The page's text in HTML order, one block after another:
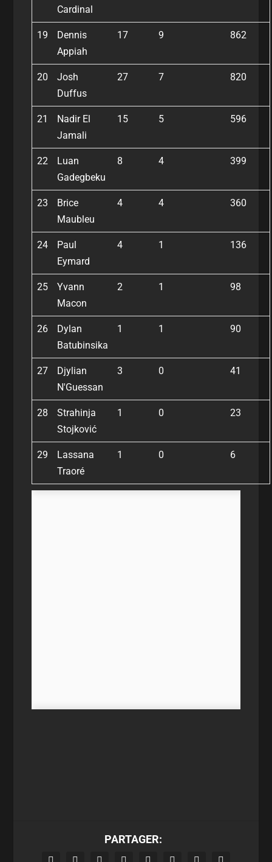
Cardinal
19
Dennis
Appiah
17 9 862
20
Josh
Duffus
27 7 820
21
Nadir El
Jamali
15 5 596
22
Luan
Gadegbeku
8 4 399
23
Brice
Maubleu
4 4 360
24
Paul
Eymard
4 1 136
25
Yvann
Macon
2 1 98
26
Dylan
Batubinsika
1 1 90
27
Djylian
N'Guessan
3 0 41
28
Strahinja
Stojković
1 0 23
29
Lassana
Traoré
1 0 6
PARTAGER: